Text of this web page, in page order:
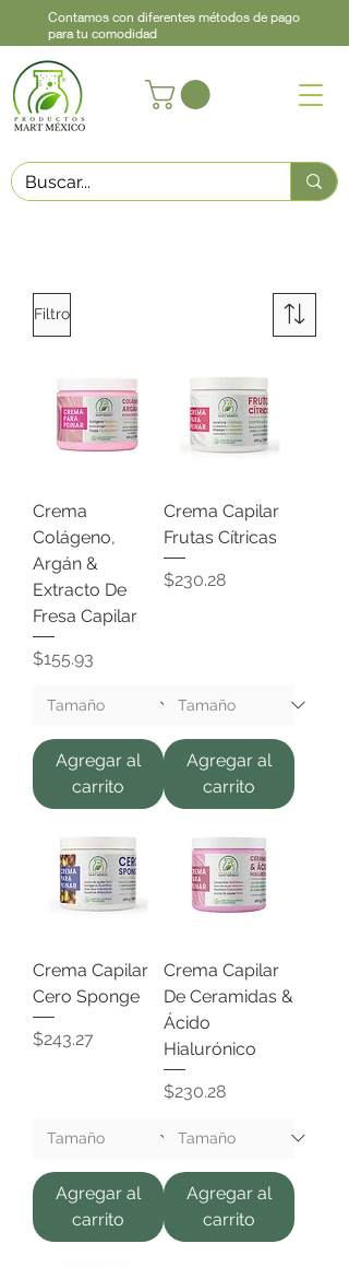
Contamos con diferentes métodos de pago
para tu comodidad
Contacto
Filtro
Crema
Colágeno,
Argán &
Extracto De
Fresa Capilar
Precio
$155.93
Agregar al
carrito
Crema Capilar
Frutas Cítricas
Precio
$230.28
Agregar al
carrito
Crema Capilar
Cero Sponge
Precio
$243.27
Agregar al
carrito
Crema Capilar
De Ceramidas &
Ácido
Hialurónico
Precio
$230.28
Agregar al
carrito